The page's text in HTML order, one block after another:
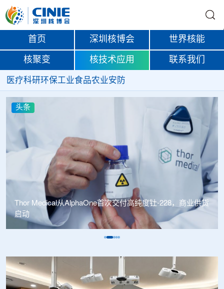
首页 深圳核博会 世界核能
核聚变 核技术应用 联系我们
医疗科研环保工业食品农业安防
头条
中广核达胜携手浙江嘉广束 打造国内首套全自主电子束固
化卷钢涂装产业链